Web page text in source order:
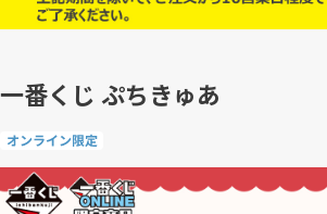
一番くじ ぷちきゅあ